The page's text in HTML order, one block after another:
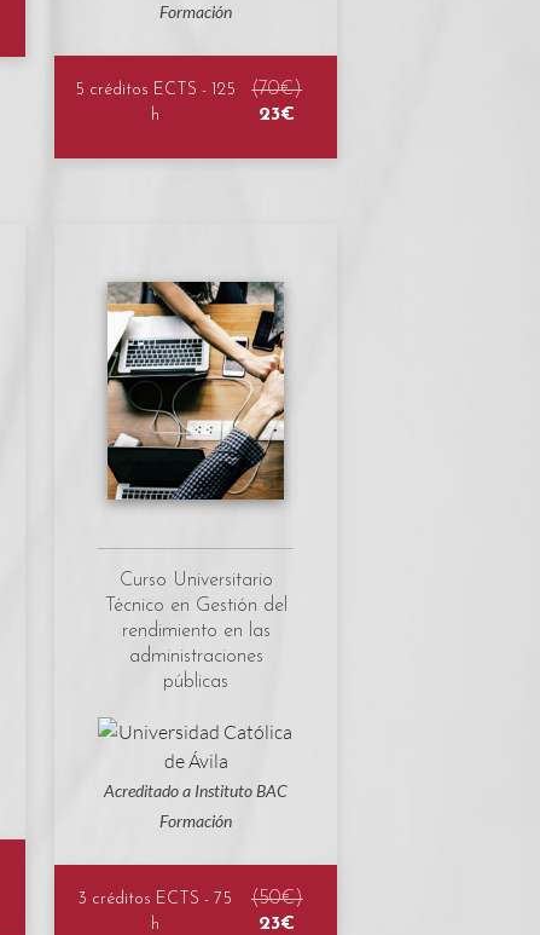
Formación
5 créditos ECTS - 125
h
(70€)
23€
Curso Universitario
Técnico en Gestión del
rendimiento en las
administraciones
públicas
Acreditado a Instituto BAC
Formación
3 créditos ECTS - 75
h
(50€)
23€